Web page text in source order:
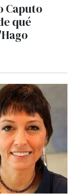
Caputo
qué